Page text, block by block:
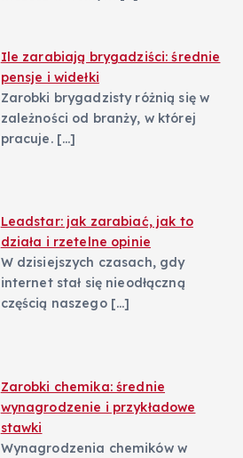
Ile zarabiają brygadziści: średnie
pensje i widełki
Zarobki brygadzisty różnią się w
zależności od branży, w której
pracuje. […]
Leadstar: jak zarabiać, jak to
działa i rzetelne opinie
W dzisiejszych czasach, gdy
internet stał się nieodłączną
częścią naszego […]
Zarobki chemika: średnie
wynagrodzenie i przykładowe
stawki
Wynagrodzenia chemików w